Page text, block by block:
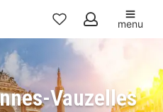
Mijn
favorieten
menu
Vauzelles